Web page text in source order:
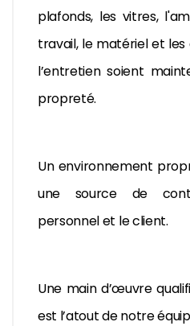
plafonds, les vitres,
travail, le matériel et
l’entretien soient
propreté.
Un environnement
une source de
personnel et le client.
Une main d’œuvre
est l’atout de notre